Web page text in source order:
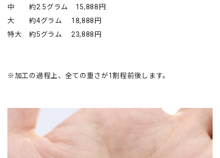
中 約2.5グラム 15,888円
大 約4グラム 18,888円
特大 約5グラム 23,888円
※加工の過程上、全ての重さが1割程前後します。